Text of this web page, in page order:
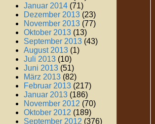
Januar 2014 (71)
Dezember 2013 (23)
November 2013 (77)
Oktober 2013 (13)
September 2013 (43)
August 2013 (1)
Juli 2013 (10)
Juni 2013 (51)
März 2013 (82)
Februar 2013 (217)
Januar 2013 (186)
November 2012 (70)
Oktober 2012 (189)
September 2012 (376)